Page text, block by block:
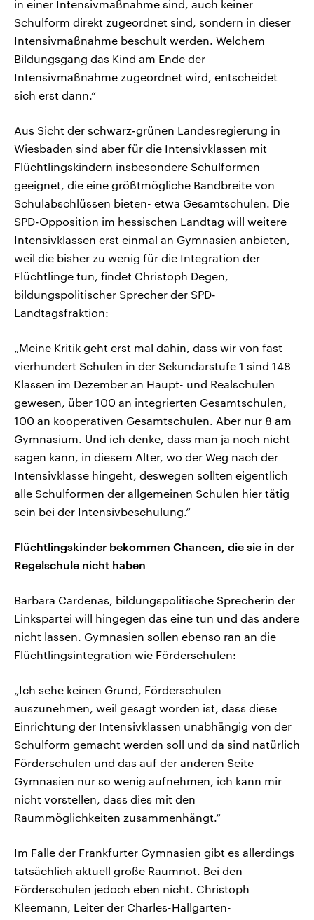
in einer Intensivmaßnahme sind, auch keiner
Schulform direkt zugeordnet sind, sondern in dieser
Intensivmaßnahme beschult werden. Welchem
Bildungsgang das Kind am Ende der
Intensivmaßnahme zugeordnet wird, entscheidet
sich erst dann.“
Aus Sicht der schwarz-grünen Landesregierung in
Wiesbaden sind aber für die Intensivklassen mit
Flüchtlingskindern insbesondere Schulformen
geeignet, die eine größtmögliche Bandbreite von
Schulabschlüssen bieten- etwa Gesamtschulen. Die
SPD-Opposition im hessischen Landtag will weitere
Intensivklassen erst einmal an Gymnasien anbieten,
weil die bisher zu wenig für die Integration der
Flüchtlinge tun, findet Christoph Degen,
bildungspolitischer Sprecher der SPD-
Landtagsfraktion:
„Meine Kritik geht erst mal dahin, dass wir von fast
vierhundert Schulen in der Sekundarstufe 1 sind 148
Klassen im Dezember an Haupt- und Realschulen
gewesen, über 100 an integrierten Gesamtschulen,
100 an kooperativen Gesamtschulen. Aber nur 8 am
Gymnasium. Und ich denke, dass man ja noch nicht
sagen kann, in diesem Alter, wo der Weg nach der
Intensivklasse hingeht, deswegen sollten eigentlich
alle Schulformen der allgemeinen Schulen hier tätig
sein bei der Intensivbeschulung.“
Flüchtlingskinder bekommen Chancen, die sie in der
Regelschule nicht haben
Barbara Cardenas, bildungspolitische Sprecherin der
Linkspartei will hingegen das eine tun und das andere
nicht lassen. Gymnasien sollen ebenso ran an die
Flüchtlingsintegration wie Förderschulen:
„Ich sehe keinen Grund, Förderschulen
auszunehmen, weil gesagt worden ist, dass diese
Einrichtung der Intensivklassen unabhängig von der
Schulform gemacht werden soll und da sind natürlich
Förderschulen und das auf der anderen Seite
Gymnasien nur so wenig aufnehmen, ich kann mir
nicht vorstellen, dass dies mit den
Raummöglichkeiten zusammenhängt.“
Im Falle der Frankfurter Gymnasien gibt es allerdings
tatsächlich aktuell große Raumnot. Bei den
Förderschulen jedoch eben nicht. Christoph
Kleemann, Leiter der Charles-Hallgarten-